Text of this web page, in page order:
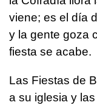
viene; es el día
y la gente goza
fiesta se acabe.
Las Fiestas de
a su iglesia y